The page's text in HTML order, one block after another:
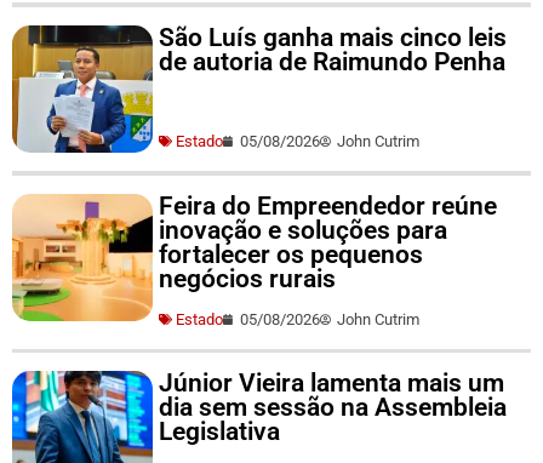
São Luís ganha mais cinco leis
de autoria de Raimundo Penha
Estado 05/08/2026 John Cutrim
Feira do Empreendedor reúne
inovação e soluções para
fortalecer os pequenos
negócios rurais
Estado 05/08/2026 John Cutrim
Júnior Vieira lamenta mais um
dia sem sessão na Assembleia
Legislativa